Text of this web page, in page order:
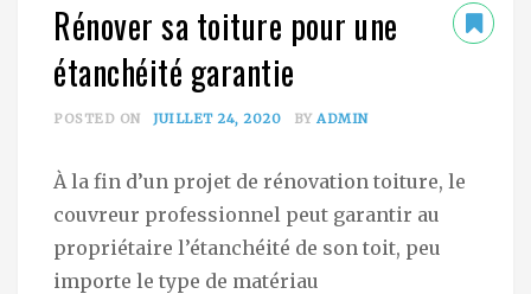
Rénover sa toiture pour une
étanchéité garantie
POSTED ON JUILLET 24, 2020 BY ADMIN
À la fin d’un projet de rénovation toiture, le
couvreur professionnel peut garantir au
propriétaire l’étanchéité de son toit, peu
importe le type de matériau